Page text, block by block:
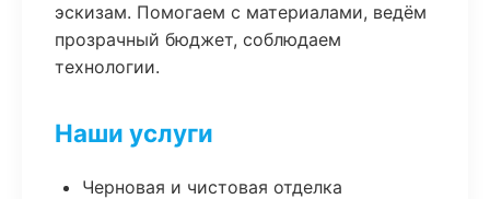
эскизам. Помогаем с материалами, ведём
прозрачный бюджет, соблюдаем
технологии.
Наши услуги
Черновая и чистовая отделка